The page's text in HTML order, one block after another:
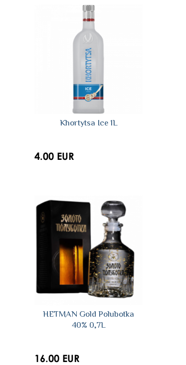
Khortytsa Ice 1L
4.00 EUR
HETMAN Gold Polubotka
40% 0,7L
16.00 EUR